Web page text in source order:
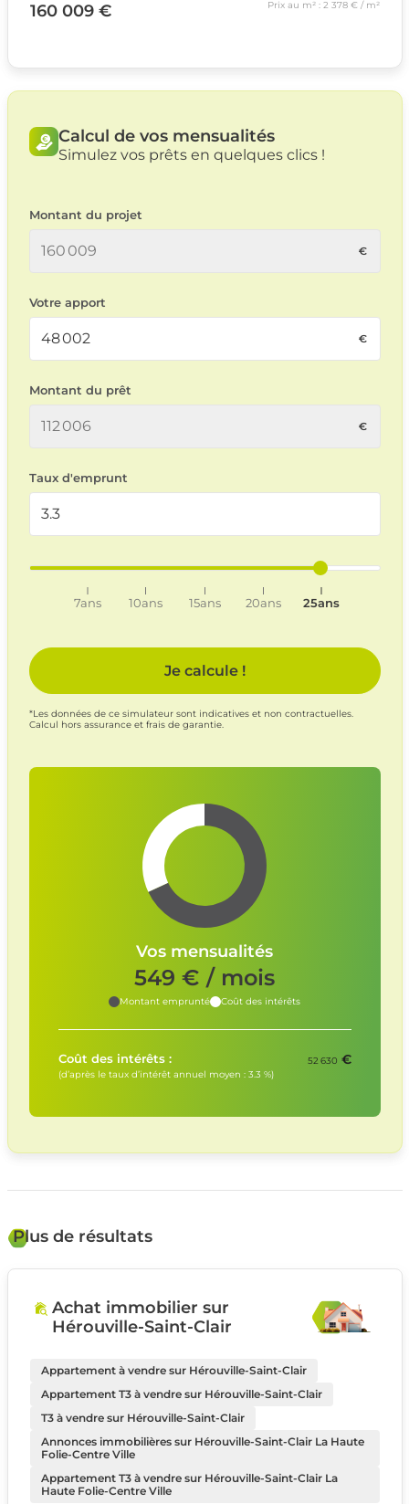
160 009 € Prix au m² : 2 378 € / m²
Calcul de vos mensualités
Simulez vos prêts en quelques clics !
Montant du projet
Votre apport
Montant du prêt
Taux d'emprunt
7ans 10ans 15ans 20ans 25ans
Je calcule !
*Les données de ce simulateur sont indicatives et non contractuelles.
Calcul hors assurance et frais de garantie.
Vos mensualités
549 € / mois
Montant emprunté Coût des intérêts
Coût des intérêts : 52 630 €
(d’après le taux d’intérêt annuel moyen : 3.3 %)
Plus de résultats
Achat immobilier sur
Hérouville-Saint-Clair
Appartement à vendre sur Hérouville-Saint-Clair
Appartement T3 à vendre sur Hérouville-Saint-Clair
T3 à vendre sur Hérouville-Saint-Clair
Annonces immobilières sur Hérouville-Saint-Clair La Haute
Folie-Centre Ville
Appartement T3 à vendre sur Hérouville-Saint-Clair La
Haute Folie-Centre Ville